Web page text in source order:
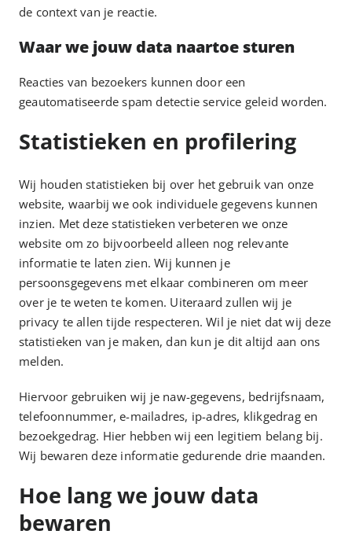
de context van je reactie.
Waar we jouw data naartoe sturen
Reacties van bezoekers kunnen door een
geautomatiseerde spam detectie service geleid worden.
Statistieken en profilering
Wij houden statistieken bij over het gebruik van onze
website, waarbij we ook individuele gegevens kunnen
inzien. Met deze statistieken verbeteren we onze
website om zo bijvoorbeeld alleen nog relevante
informatie te laten zien. Wij kunnen je
persoonsgegevens met elkaar combineren om meer
over je te weten te komen. Uiteraard zullen wij je
privacy te allen tijde respecteren. Wil je niet dat wij deze
statistieken van je maken, dan kun je dit altijd aan ons
melden.
Hiervoor gebruiken wij je naw-gegevens, bedrijfsnaam,
telefoonnummer, e-mailadres, ip-adres, klikgedrag en
bezoekgedrag. Hier hebben wij een legitiem belang bij.
Wij bewaren deze informatie gedurende drie maanden.
Hoe lang we jouw data
bewaren